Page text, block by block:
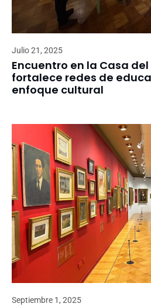
Julio 21, 2025
Encuentro en la Casa del
fortalece redes de
enfoque cultural
Septiembre 1, 2025